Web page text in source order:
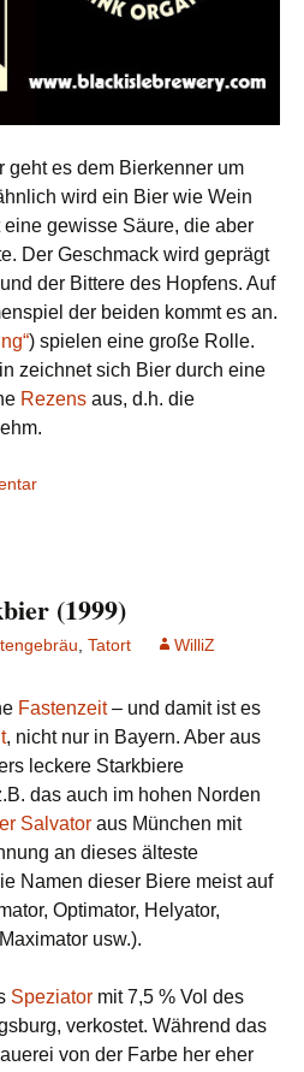
es dem Bierkenner um
wird ein Bier wie Wein
eine gewisse Säure, die aber
Der Geschmack wird geprägt
der Bittere des Hopfens. Auf
der beiden kommt es an.
) spielen eine große Rolle.
zeichnet sich Bier durch eine
Rezens aus, d.h. die
(1999)
, Tatort WilliZ
Fastenzeit– und damit ist es
, nicht nur in Bayern. Aber aus
leckere Starkbiere
das auch im hohen Norden
Salvator aus München mit
an dieses älteste
Namen dieser Biere meist auf
Optimator, Helyator,
usw.).
Speziator mit 7,5 % Vol des
verkostet. Während das
von der Farbe her eher